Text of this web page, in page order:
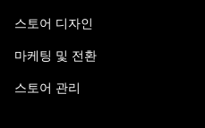
스토어 디자인
마케팅 및 전환
스토어 관리